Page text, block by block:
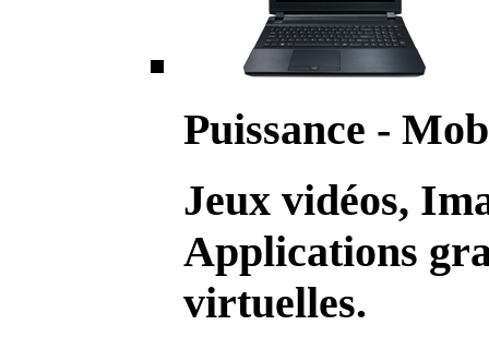
Puissance -
Jeux vidéos,
Applications
virtuelles.